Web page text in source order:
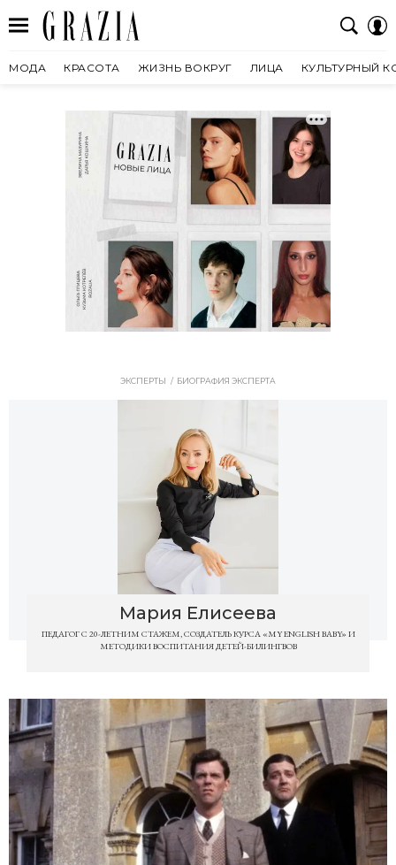
МОДА КРАСОТА ЖИЗНЬ ВОКРУГ ЛИЦА КУЛЬТУРНЫЙ
ЭКСПЕРТЫ БИОГРАФИЯ ЭКСПЕРТА
Мария Елисеева
ПЕДАГОГ С 20-ЛЕТНИМ СТАЖЕМ, СОЗДАТЕЛЬ КУРСА «MY ENGLISH BABY» И
МЕТОДИКИ ВОСПИТАНИЯ ДЕТЕЙ-БИЛИНГВОВ